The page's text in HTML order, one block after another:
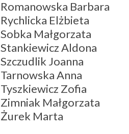
Romanowska Barbara
Rychlicka Elżbieta
Sobka Małgorzata
Stankiewicz Aldona
Szczudlik Joanna
Tarnowska Anna
Tyszkiewicz Zofia
Zimniak Małgorzata
Żurek Marta